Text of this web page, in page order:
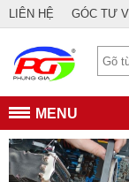
LIÊN HỆ GÓC TƯ
MENU